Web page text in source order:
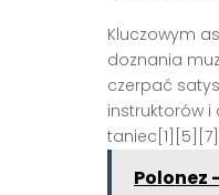
Kluczowym
doznania
czerpać
instruktorów
Polonez